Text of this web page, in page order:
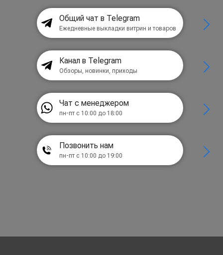
Общий чат в Telegram
Ежедневные выкладки витрин и товаров
Канал в Telegram
Обзоры, новинки, приходы
Чат с менеджером
пн-пт с 10:00 до 18:00
Позвонить нам
пн-пт с 10:00 до 19:00